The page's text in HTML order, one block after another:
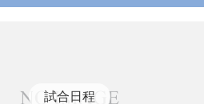
試合日程